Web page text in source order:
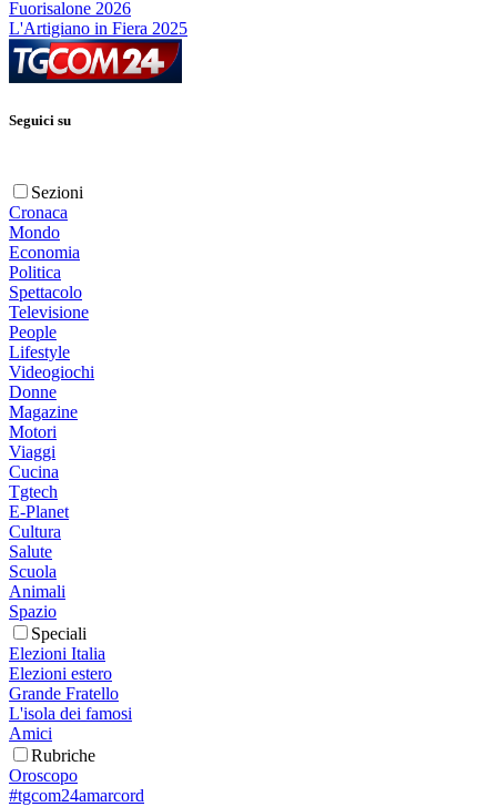
Fuorisalone 2026
L'Artigiano in Fiera 2025
Seguici su
Sezioni
Cronaca
Mondo
Economia
Politica
Spettacolo
Televisione
People
Lifestyle
Videogiochi
Donne
Magazine
Motori
Viaggi
Cucina
Tgtech
E-Planet
Cultura
Salute
Scuola
Animali
Spazio
Speciali
Elezioni Italia
Elezioni estero
Grande Fratello
L'isola dei famosi
Amici
Rubriche
Oroscopo
#tgcom24amarcord